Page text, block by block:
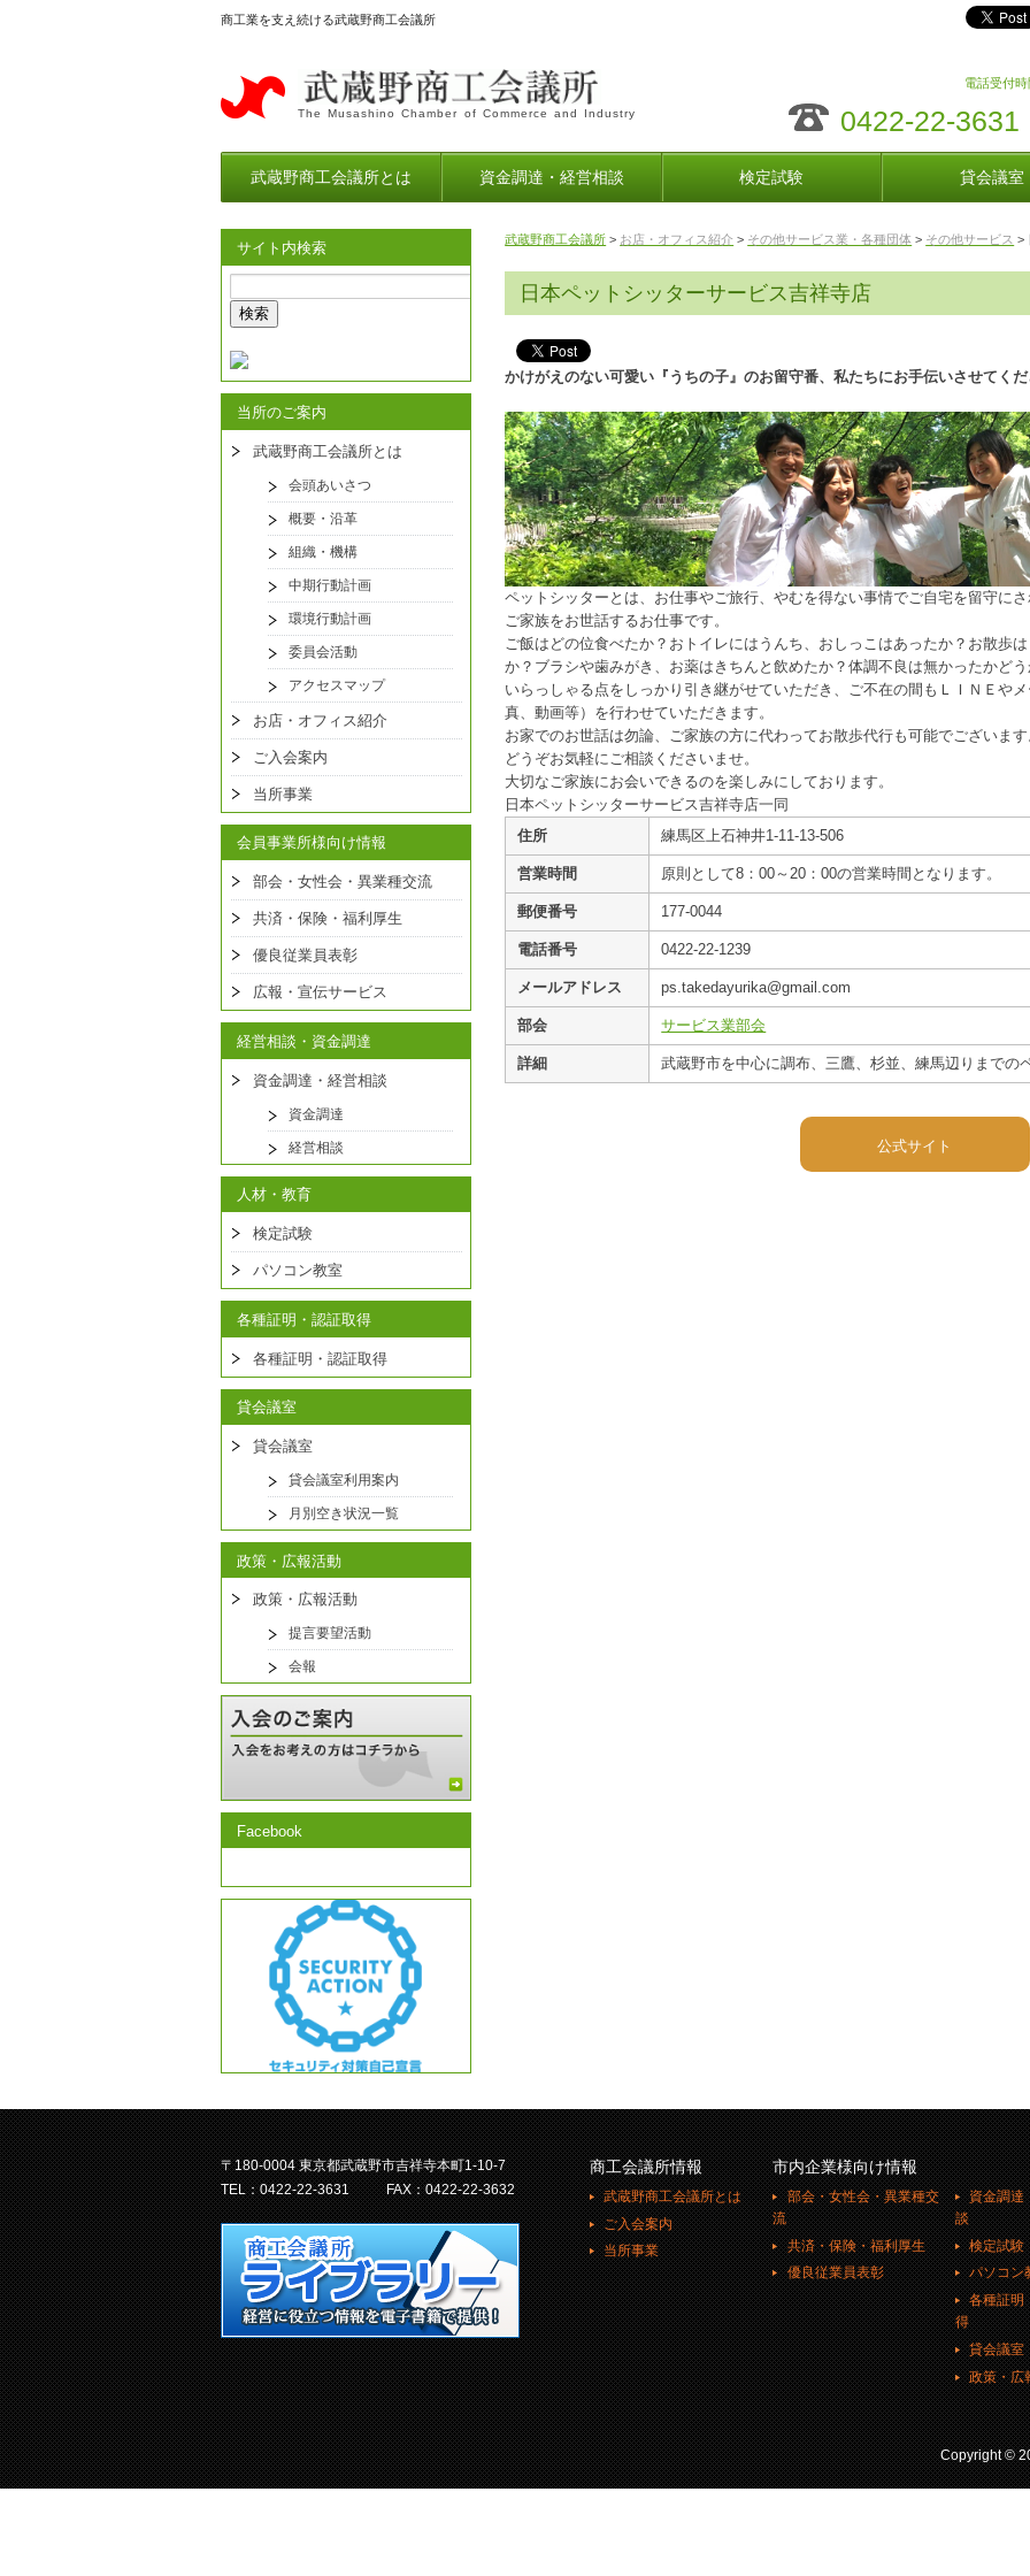
商工業を支え続ける武蔵野商工会議所
The Musashino Chamber of Commerce and Industry
電話受付
0422-22-3631
武蔵野商工会議所とは 資金調達・経営相談 検定試験 貸会議室
サイト内検索
当所のご案内
武蔵野商工会議所とは
会頭あいさつ
概要・沿革
組織・機構
中期行動計画
環境行動計画
委員会活動
アクセスマップ
お店・オフィス紹介
ご入会案内
当所事業
会員事業所様向け情報
部会・女性会・異業種交流
共済・保険・福利厚生
優良従業員表彰
広報・宣伝サービス
経営相談・資金調達
資金調達・経営相談
資金調達
経営相談
人材・教育
検定試験
パソコン教室
各種証明・認証取得
各種証明・認証取得
貸会議室
貸会議室
貸会議室利用案内
月別空き状況一覧
政策・広報活動
政策・広報活動
提言要望活動
会報
Facebook
武蔵野商工会議所 > お店・オフィス紹介 > その他サービス業・各種団体 > その他サービス >
日本ペットシッターサービス吉祥寺店
かけがえのない可愛い『うちの子』のお留守番、私たちにお手伝いさせてくだ
ペットシッターとは、お仕事やご旅行、やむを得ない事情でご自宅を留守に
ご家族をお世話するお仕事です。
ご飯はどの位食べたか？おトイレにはうんち、おしっこはあったか？お散歩
か？ブラシや歯みがき、お薬はきちんと飲めたか？体調不良は無かったかど
いらっしゃる点をしっかり引き継がせていただき、ご不在の間もＬＩＮＥや
真、動画等）を行わせていただきます。
お家でのお世話は勿論、ご家族の方に代わってお散歩代行も可能でございます
どうぞお気軽にご相談くださいませ。
大切なご家族にお会いできるのを楽しみにしております。
日本ペットシッターサービス吉祥寺店一同
住所
練馬区上石神井1-11-13-506
営業時間 原則として8：00～20：00の営業時間となります。
郵便番号 177-0044
電話番号 0422-22-1239
メールアドレス ps.takedayurika@gmail.com
部会 サービス業部会
詳細 武蔵野市を中心に調布、三鷹、杉並、練馬辺りまでの
公式サイト
〒180-0004 東京都武蔵野市吉祥寺本町1-10-7
TEL：0422-22-3631
FAX：0422-22-3632
商工会議所情報
武蔵野商工会議所とは
ご入会案内
当所事業
市内企業様向け情報
部会・女性会・異業種交
流
共済・保険・福利厚生
優良従業員表彰
資金調達
談
検定試験
パソコン
各種証明
得
貸会議室
政策・広
Copyright ©